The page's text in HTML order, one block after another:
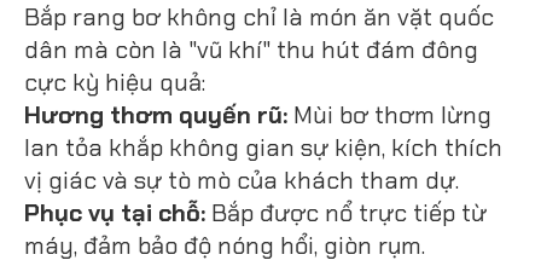
Bắp rang bơ không chỉ là món ăn vặt quốc
dân mà còn là "vũ khí" thu hút đám đông
cực kỳ hiệu quả:
Hương thơm quyến rũ: Mùi bơ thơm lừng
lan tỏa khắp không gian sự kiện, kích thích
vị giác và sự tò mò của khách tham dự.
Phục vụ tại chỗ: Bắp được nổ trực tiếp từ
máy, đảm bảo độ nóng hổi, giòn rụm.